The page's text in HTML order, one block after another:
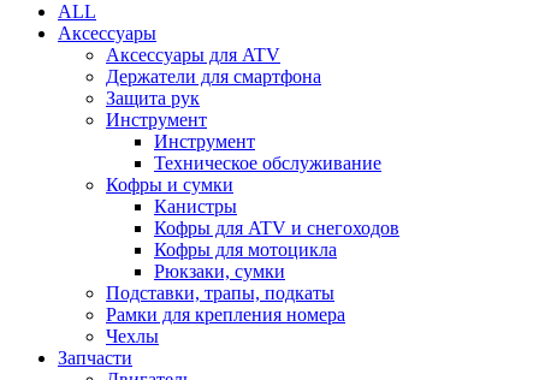
ALL
Аксессуары
Аксессуары для ATV
Держатели для смартфона
Защита рук
Инструмент
Инструмент
Техническое обслуживание
Кофры и сумки
Канистры
Кофры для ATV и снегоходов
Кофры для мотоцикла
Рюкзаки, сумки
Подставки, трапы, подкаты
Рамки для крепления номера
Чехлы
Запчасти